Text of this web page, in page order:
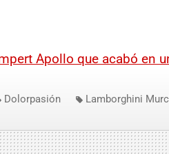
Apollo que acabó en
Dolorpasión Lamborghini